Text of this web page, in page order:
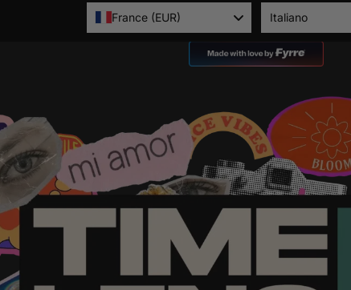
France (EUR) Italiano